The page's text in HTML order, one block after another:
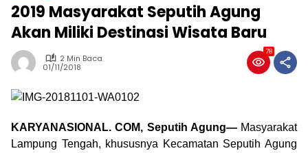
2019 Masyarakat Seputih Agung
Akan Miliki Destinasi Wisata Baru
2 Min Baca
01/11/2018
78
KARYANASIONAL. COM, Seputih Agung—Masyarakat
Lampung Tengah, khususnya Kecamatan Seputih Agung